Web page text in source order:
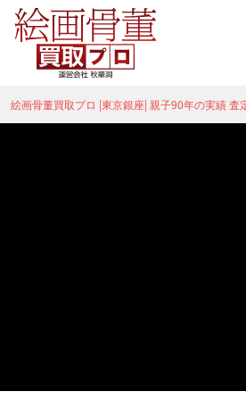
絵画骨董買取プロ |東京銀座| 親子90年の実績 査